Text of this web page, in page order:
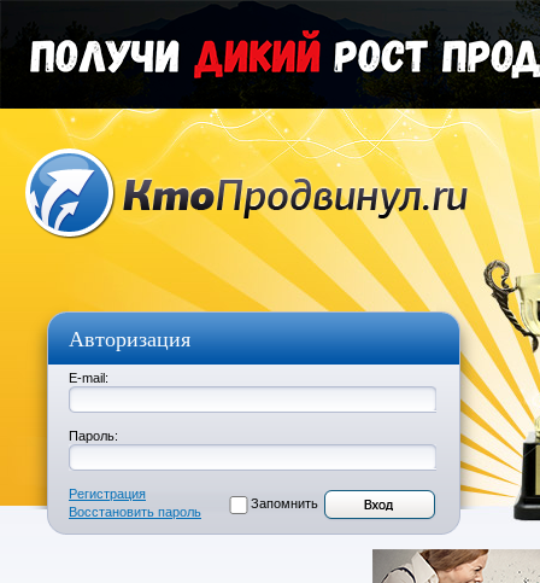
Авторизация
E-mail:
Пароль:
Регистрация
Восстановить пароль
Запомнить